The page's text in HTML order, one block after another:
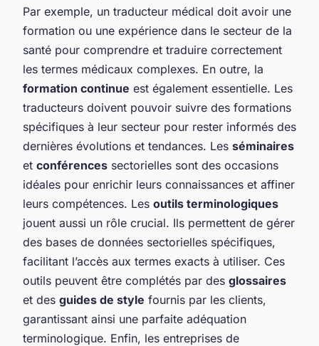
Par exemple, un traducteur médical doit avoir une
formation ou une expérience dans le secteur de la
santé pour comprendre et traduire correctement
les termes médicaux complexes. En outre, la
formation continue est également essentielle. Les
traducteurs doivent pouvoir suivre des formations
spécifiques à leur secteur pour rester informés des
dernières évolutions et tendances. Les séminaires
et conférences sectorielles sont des occasions
idéales pour enrichir leurs connaissances et affiner
leurs compétences. Les outils terminologiques
jouent aussi un rôle crucial. Ils permettent de gérer
des bases de données sectorielles spécifiques,
facilitant l’accès aux termes exacts à utiliser. Ces
outils peuvent être complétés par des glossaires
et des guides de style fournis par les clients,
garantissant ainsi une parfaite adéquation
terminologique. Enfin, les entreprises de